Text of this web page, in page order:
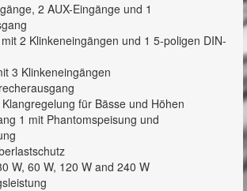
2 AUX-Eingänge und 1
2 Klinkeneingängen und 1 5-poligen DIN-
3 Klinkeneingängen
für Bässe und Höhen
1 mit Phantomspeisung und
W, 60 W, 120 W and 240 W